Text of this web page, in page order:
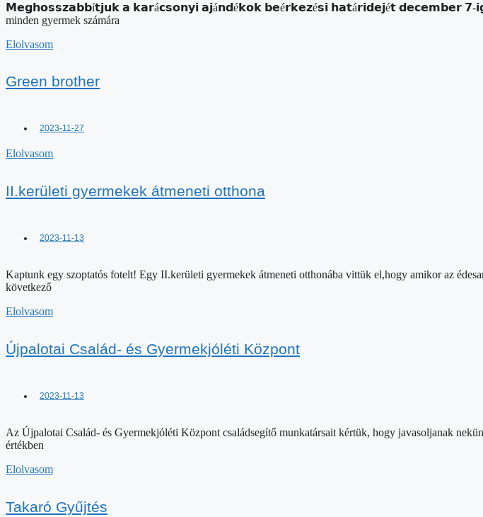
𝗠𝗲𝗴𝗵𝗼𝘀𝘀𝘇𝗮𝗯𝗯í𝘁𝗷𝘂𝗸 𝗮 𝗸𝗮𝗿á𝗰𝘀𝗼𝗻𝘆𝗶 𝗮𝗷á𝗻𝗱é𝗸𝗼𝗸 𝗯𝗲é𝗿𝗸𝗲𝘇é𝘀𝗶 𝗵𝗮𝘁á𝗿𝗶𝗱𝗲𝗷é𝘁 𝗱𝗲𝗰𝗲𝗺𝗯𝗲𝗿 𝟳-𝗶𝗴
minden gyermek számára
Elolvasom
Green brother
2023-11-27
Elolvasom
II.kerületi gyermekek átmeneti otthona
2023-11-13
Kaptunk egy szoptatós fotelt! Egy II.kerületi gyermekek átmeneti otthonába vittük el,hogy amikor az
következő
Elolvasom
Újpalotai Család- és Gyermekjóléti Központ
2023-11-13
Az Újpalotai Család- és Gyermekjóléti Központ családsegítő munkatársait kértük, hogy javasoljanak
értékben
Elolvasom
Takaró Gyűjtés